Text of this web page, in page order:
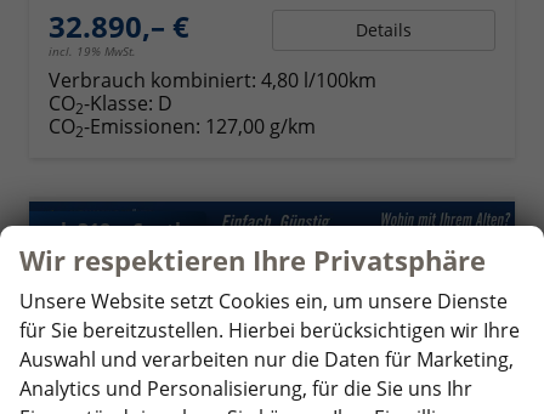
32.890,– €
incl. 19% MwSt.
Details
Verbrauch kombiniert: 4,80 l/100km
CO2-Klasse: D
CO2-Emissionen: 127,00 g/km
ab 318,– € mtl.
Wir respektieren Ihre Privatsphäre
Unsere Website setzt Cookies ein, um unsere Dienste
für Sie bereitzustellen. Hierbei berücksichtigen wir Ihre
Auswahl und verarbeiten nur die Daten für Marketing,
Analytics und Personalisierung, für die Sie uns Ihr